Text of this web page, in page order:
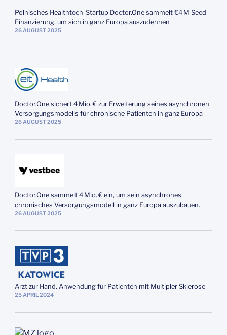
Polnisches Healthtech-Startup Doctor.One sammelt €4 M Seed-
Finanzierung, um sich in ganz Europa auszudehnen
26AUGUST2025
Doctor.One sichert 4 Mio. € zur Erweiterung seines asynchronen
Versorgungsmodells für chronische Patienten in ganz Europa
26AUGUST2025
Doctor.One sammelt 4 Mio. € ein, um sein asynchrones
chronisches Versorgungsmodell in ganz Europa auszubauen.
26AUGUST2025
Arzt zur Hand. Anwendung für Patienten mit Multipler Sklerose
25APRIL2024